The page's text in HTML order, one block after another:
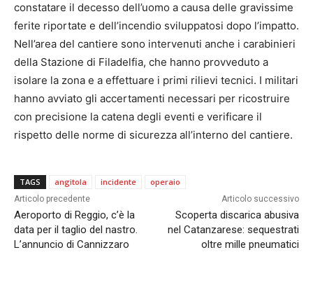
constatare il decesso dell’uomo a causa delle gravissime
ferite riportate e dell’incendio sviluppatosi dopo l’impatto.
Nell’area del cantiere sono intervenuti anche i carabinieri
della Stazione di Filadelfia, che hanno provveduto a
isolare la zona e a effettuare i primi rilievi tecnici. I militari
hanno avviato gli accertamenti necessari per ricostruire
con precisione la catena degli eventi e verificare il
rispetto delle norme di sicurezza all’interno del cantiere.
TAGS angitola incidente operaio
Articolo precedente
Aeroporto di Reggio, c’è la
data per il taglio del nastro.
L’annuncio di Cannizzaro
Articolo successivo
Scoperta discarica abusiva
nel Catanzarese: sequestrati
oltre mille pneumatici